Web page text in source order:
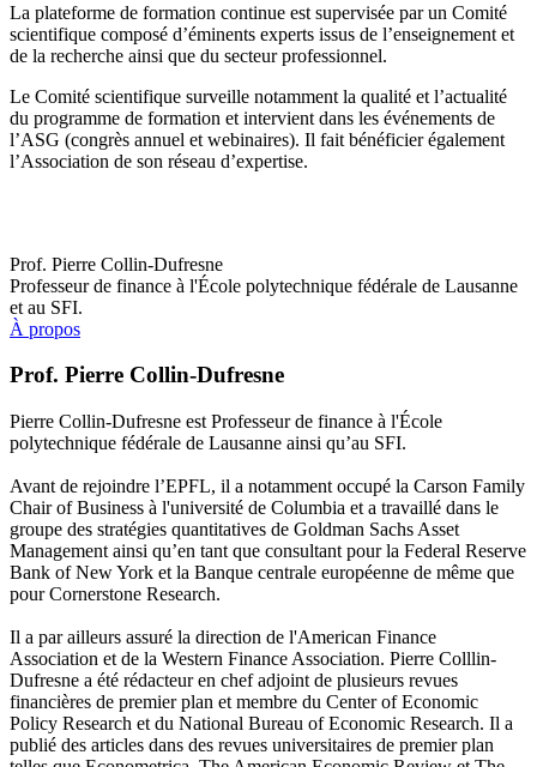
La plateforme de formation continue est supervisée par un Comité
scientifique composé d’éminents experts issus de l’enseignement et
de la recherche ainsi que du secteur professionnel.
Le Comité scientifique surveille notamment la qualité et l’actualité
du programme de formation et intervient dans les événements de
l’ASG (congrès annuel et webinaires). Il fait bénéficier également
l’Association de son réseau d’expertise.
Prof. Pierre Collin-Dufresne
Professeur de finance à l'École polytechnique fédérale de Lausanne
et au SFI.
À propos
Prof. Pierre Collin-Dufresne
Pierre Collin-Dufresne est Professeur de finance à l'École
polytechnique fédérale de Lausanne ainsi qu’au SFI.
Avant de rejoindre l’EPFL, il a notamment occupé la Carson Family
Chair of Business à l'université de Columbia et a travaillé dans le
groupe des stratégies quantitatives de Goldman Sachs Asset
Management ainsi qu’en tant que consultant pour la Federal Reserve
Bank of New York et la Banque centrale européenne de même que
pour Cornerstone Research.
Il a par ailleurs assuré la direction de l'American Finance
Association et de la Western Finance Association. Pierre Colllin-
Dufresne a été rédacteur en chef adjoint de plusieurs revues
financières de premier plan et membre du Center of Economic
Policy Research et du National Bureau of Economic Research. Il a
publié des articles dans des revues universitaires de premier plan